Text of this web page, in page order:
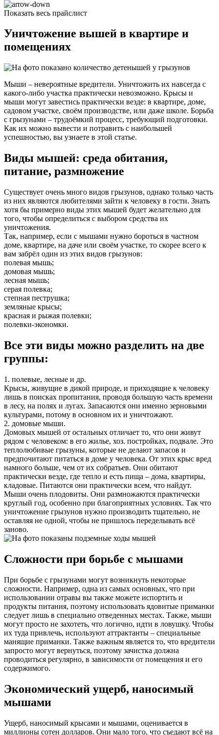
Показать весь прайслист
Уничтожение вышей в квартире и
помещениях
Мыши – невероятные вредители. Уничтожить их навсегда с
какого-либо участка практически невозможно. Крысы и
мыши могут завестись практически везде: в квартире, доме,
садовом участке, своём производстве, или даже школе. Борьба
с грызунами – трудоёмкий процесс, требующий подготовки.
Как их можно вывести и потравить с наибольшей
успешностью, вы узнаете в этой статье.
Виды мышей: среда обитания,
питание, размножение
Существует очень много видов грызунов, однако только часть
из них являются любителями зайти к человеку в гости. Знать
хотя бы примерно виды этих мышей будет желательно для
того, чтобы определиться с выбором средства их
уничтожения.
Так, например, если с мышами нужно бороться в частном
доме, квартире, на даче или своём участке, то скорее всего к
вам забрёл один из этих видов грызунов:
полевая мышь;
домовая мышь;
лесная мышь;
серая полевка;
степная пеструшка;
земляные крысы;
красная и рыжая полевки;
полевки-экономки.
Все эти виды можно разделить на две
группы:
1. полевые, лесные и др.
Крысы, живущие в дикой природе, и приходящие к человеку
лишь в поисках пропитания, проводя большую часть времени
в лесу, на полях и лугах. Запасаются они именно зерновыми
культурами, потому в основном их и уничтожают.
2. домовые мыши.
Домовых мышей от остальных отличает то, что они живут
рядом с человеком: в его жилье, хоз. постройках, подвале. Это
теплолюбивые грызуны, которые не делают запасов и
предпочитают питаться в доме у человека. От этих крыс вред
намного больше, чем от их собратьев. Они обитают
практически везде, где тепло и есть пища – дома, квартиры,
кладовые. Питаются они практически всем, что найдут.
Мыши очень плодовиты. Они размножаются практически
круглый год, особенно при благоприятных условиях. Так что
уничтожение грызунов нужно производить тщательно, не
оставляя не одной, чтобы не пришлось переделывать всё
заново.
Сложности при борьбе с мышами
При борьбе с грызунами могут возникнуть некоторые
сложности. Например, одна из самых основных, что при
использовании отравы вы также можете испортить и
продукты питания, поэтому использовать ядовитые приманки
следует лишь в специально отведенных местах. Также, мыши
могут просто не захотеть, что логично, идти в ловушку. Чтобы
их туда привлечь, используют аттрактанты – специальные
манящие приманки. Также важным является то, что вредители
запросто могут вернуться, поэтому зачистка должна
проводиться регулярно, в зависимости от помещения и его
содержимого.
Экономический ущерб, наносимый
мышами
Ущерб, наносимый крысами и мышами, оценивается в
миллионы сотен долларов. Они мало того, что съедают всё на